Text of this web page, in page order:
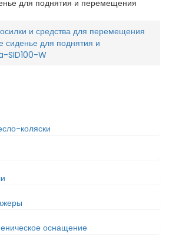
для поднятия и перемещения
и средства для перемещения
сиденье для поднятия и
SID100-W
коляски
оснащение